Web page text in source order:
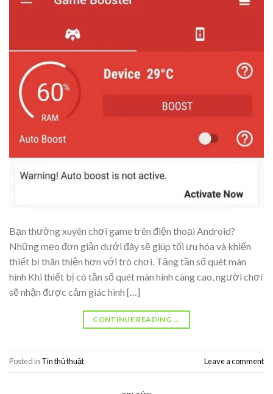
Bạn thường xuyên chơi game trên điện thoại Android?
Những mẹo đơn giản dưới đây sẽ giúp tối ưu hóa và khiến
thiết bị thân thiện hơn với trò chơi. Tăng tần số quét màn
hình Khi thiết bị có tần số quét màn hình càng cao, người chơi
sẽ nhận được cảm giác hình […]
CONTINUE READING →
Posted in Tin thủ thuật Leave a comment